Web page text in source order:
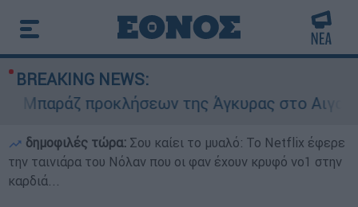
BREAKING NEWS:
προκλήσεων της Άγκυρας στο Αιγαίο:
δημοφιλές τώρα: Σου καίει το μυαλό: Το Netflix έφερε
την ταινιάρα του Νόλαν που οι φαν έχουν κρυφό νο1 στην
καρδιά...